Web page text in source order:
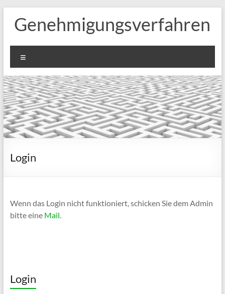
Inhalt
springen
Genehmigungsverfahren
Login
Wenn das Log­in nicht funk­tio­niert, schi­cken Sie dem Admin
bit­te eine Mail.
Login